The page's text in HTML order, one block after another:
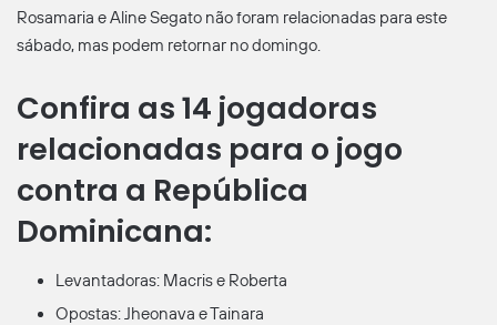
Rosamaria e Aline Segato não foram relacionadas para este
sábado, mas podem retornar no domingo.
Confira as 14 jogadoras
relacionadas para o jogo
contra a República
Dominicana:
Levantadoras: Macris e Roberta
Opostas: Jheonava e Tainara